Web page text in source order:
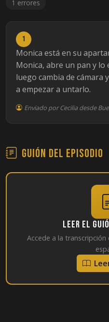
1 errores
1
Monica está en su
Monica, abre un pan y
luego cambia de cámara
a empezar a untarlo.
Enviado por Cecilia desde
Guión del episodio
Leer el
Accede a la